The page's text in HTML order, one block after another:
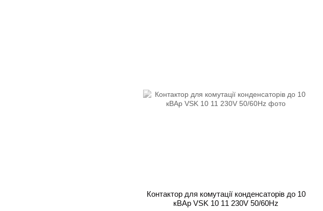
Контактор для комутації конденсаторів до 10
кВАр VSK 10 11 230V 50/60Hz